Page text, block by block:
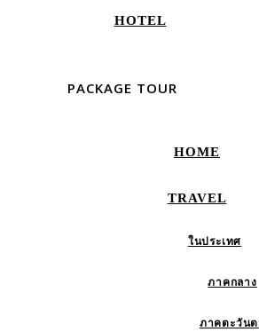
HOTEL
PACKAGE TOUR
HOME
TRAVEL
ในประเทศ
ภาคกลาง
ภาคตะวันต